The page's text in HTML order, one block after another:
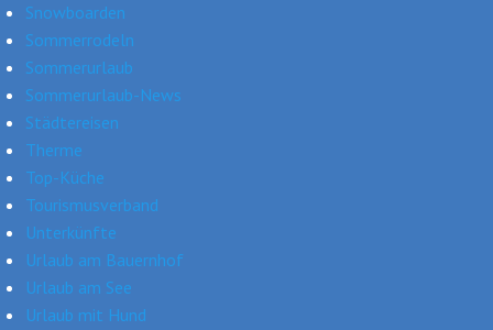
Snowboarden
Sommerrodeln
Sommerurlaub
Sommerurlaub-News
Städtereisen
Therme
Top-Küche
Tourismusverband
Unterkünfte
Urlaub am Bauernhof
Urlaub am See
Urlaub mit Hund